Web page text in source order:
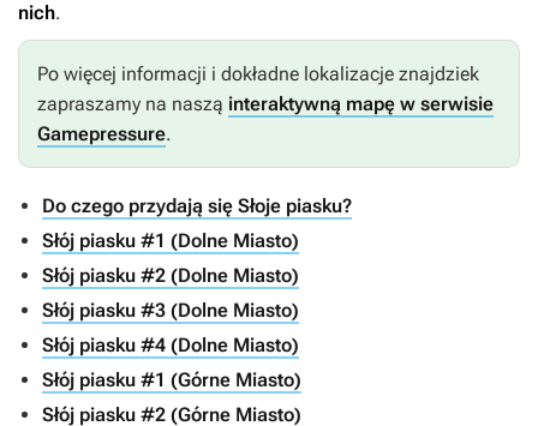
nich.
Po więcej informacji i dokładne lokalizacje znajdziek
zapraszamy na naszą interaktywną mapę w serwisie
Gamepressure.
Do czego przydają się Słoje piasku?
Słój piasku #1 (Dolne Miasto)
Słój piasku #2 (Dolne Miasto)
Słój piasku #3 (Dolne Miasto)
Słój piasku #4 (Dolne Miasto)
Słój piasku #1 (Górne Miasto)
Słój piasku #2 (Górne Miasto)